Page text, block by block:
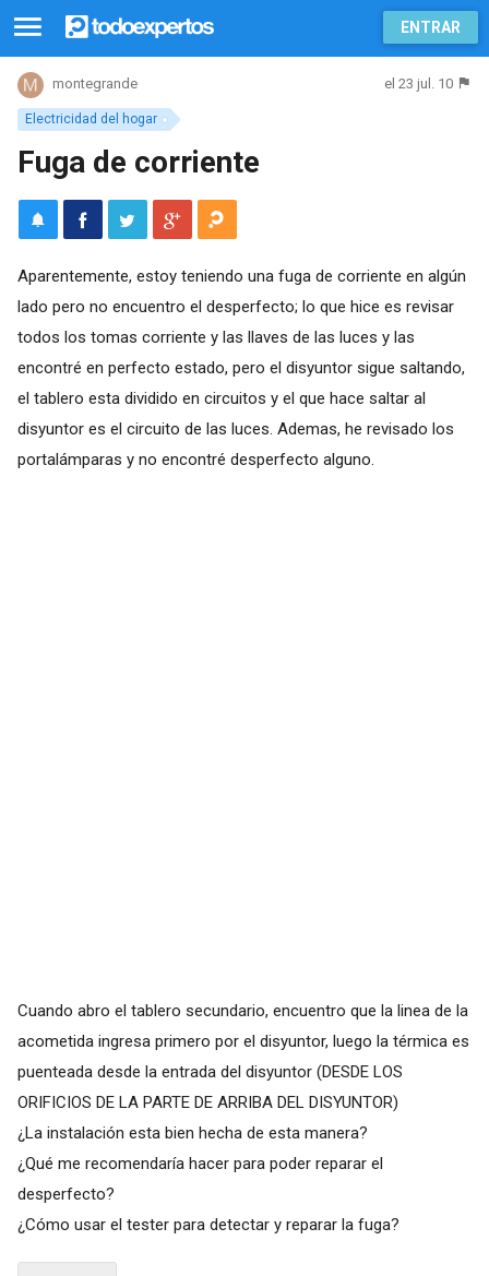
ENTRAR
Electricidad del hogar
montegrande el 23 jul. 10
Fuga de corriente
Aparentemente, estoy teniendo una fuga de corriente en algún
lado pero no encuentro el desperfecto; lo que hice es revisar
todos los tomas corriente y las llaves de las luces y las
encontré en perfecto estado, pero el disyuntor sigue saltando,
el tablero esta dividido en circuitos y el que hace saltar al
disyuntor es el circuito de las luces. Ademas, he revisado los
portalámparas y no encontré desperfecto alguno.
Cuando abro el tablero secundario, encuentro que la linea de la
acometida ingresa primero por el disyuntor, luego la térmica es
puenteada desde la entrada del disyuntor (DESDE LOS
ORIFICIOS DE LA PARTE DE ARRIBA DEL DISYUNTOR)
¿La instalación esta bien hecha de esta manera?
¿Qué me recomendaría hacer para poder reparar el
desperfecto?
¿Cómo usar el tester para detectar y reparar la fuga?